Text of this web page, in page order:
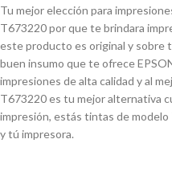
Tu mejor elección para
T673220 por que te brindara
este producto es original y sobre
buen insumo que te ofrece
impresiones de alta calidad y al
T673220 es tu mejor alternativa
impresión, estás tintas de
y tú impresora.